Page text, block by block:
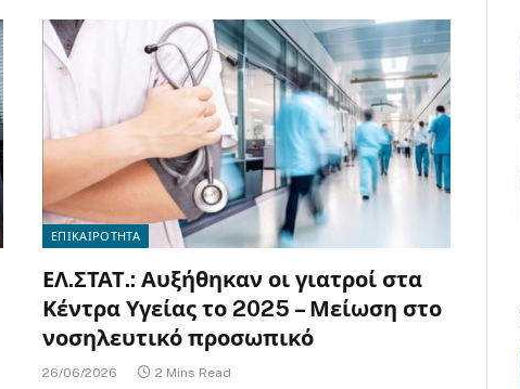
ΕΠΙΚΑΙΡΟΤΗΤΑ
ΕΛ.ΣΤΑΤ.: Αυξήθηκαν οι γιατροί στα
Κέντρα Υγείας το 2025 – Μείωση στο
νοσηλευτικό προσωπικό
26/06/2026 2 Mins Read